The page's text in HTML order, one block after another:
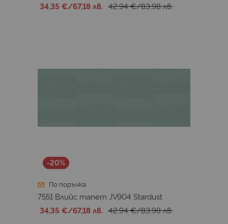
34,35 €/67,18 лв. 42,94 €/83,98 лв.
-20%
По поръчка
7551 Влийс тапет JV904 Stardust
34,35 €/67,18 лв. 42,94 €/83,98 лв.